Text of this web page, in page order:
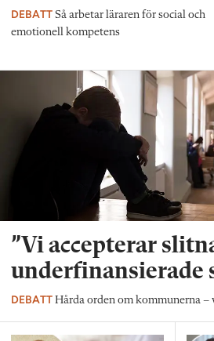
DEBATT Så arbetar läraren för social och
emotionell kompetens
”Vi accepterar
underfinansierade
DEBATT Hårda orden om kommunerna